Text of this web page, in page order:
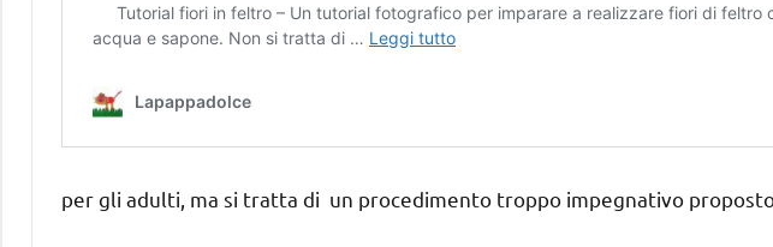
per gli adulti, ma si tratta di un procedimento troppo impegnativo proposto